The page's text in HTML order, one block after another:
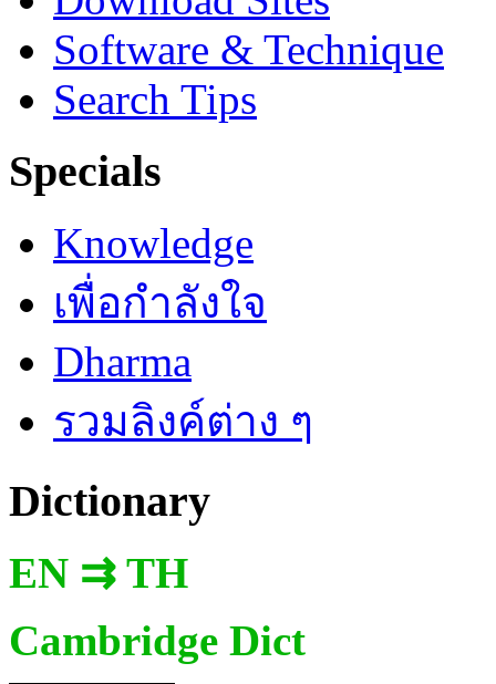
Software & Technique
Search Tips
Specials
Knowledge
เพื่อกำลังใจ
Dharma
รวมลิงค์ต่าง ๆ
Dictionary
EN ⇉ TH
Cambridge Dict